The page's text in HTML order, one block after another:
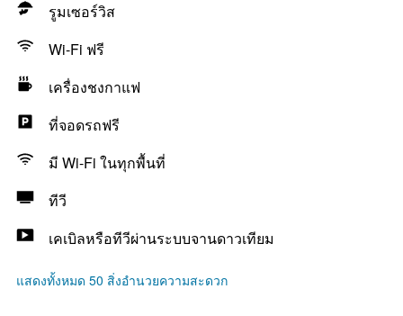
รูมเซอร์วิส
Wi-Fi ฟรี
เครื่องชงกาแฟ
ที่จอดรถฟรี
มี Wi-Fi ในทุกพื้นที่
ทีวี
เคเบิลหรือทีวีผ่านระบบจานดาวเทียม
แสดงทั้งหมด 50 สิ่งอำนวยความสะดวก